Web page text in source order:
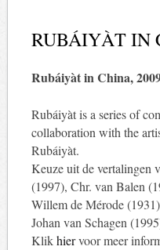
RUBÁIYÀT IN
Rubáiyàt in China,
Rubáiyàt is a series of
collaboration with the
Rubáiyàt.
Keuze uit de vertalingen
(1997), Chr. van Balen
Willem de Mérode
Johan van Schagen
Klikhiervoor meer